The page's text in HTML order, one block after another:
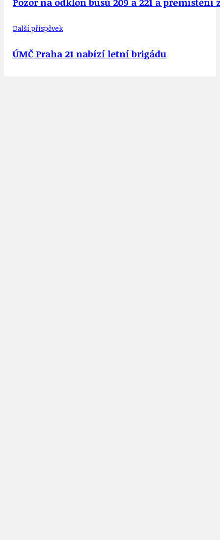
Další příspěvek
ÚMČ Praha 21 nabízí letní brigádu